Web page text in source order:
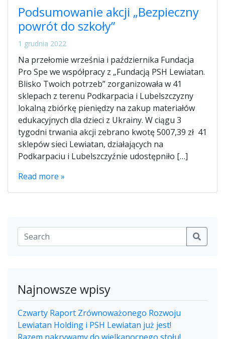
Podsumowanie akcji „Bezpieczny
powrót do szkoły”
1 grudnia 2022
Na przełomie września i października Fundacja
Pro Spe we współpracy z „Fundacją PSH Lewiatan.
Blisko Twoich potrzeb” zorganizowała w 41
sklepach z terenu Podkarpacia i Lubelszczyzny
lokalną zbiórkę pieniędzy na zakup materiałów
edukacyjnych dla dzieci z Ukrainy. W ciągu 3
tygodni trwania akcji zebrano kwotę 5007,39 zł 41
sklepów sieci Lewiatan, działających na
Podkarpaciu i Lubelszczyźnie udostępniło […]
Read more »
Najnowsze wpisy
Czwarty Raport Zrównoważonego Rozwoju
Lewiatan Holding i PSH Lewiatan już jest!